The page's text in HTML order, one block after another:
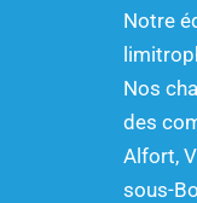
Notre
Nos
des
Alfort,
sous-